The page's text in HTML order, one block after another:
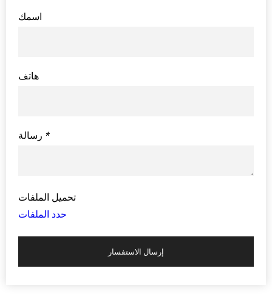
اسمك
هاتف
* رسالة
تحميل الملفات
حدد الملفات
إرسال الاستفسار